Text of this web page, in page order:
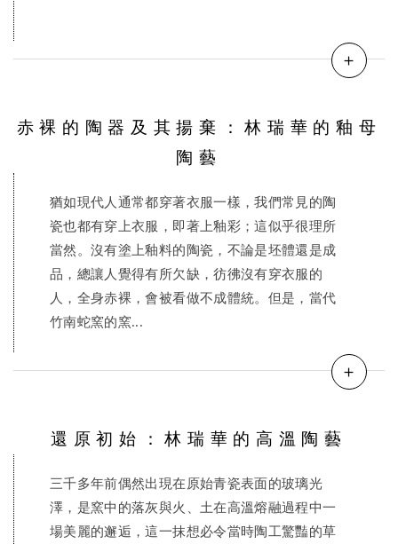
＋
赤裸的陶器及其揚棄：林瑞華的釉母
陶藝
猶如現代人通常都穿著衣服一樣，我們常見的陶
瓷也都有穿上衣服，即著上釉彩；這似乎很理所
當然。沒有塗上釉料的陶瓷，不論是坯體還是成
品，總讓人覺得有所欠缺，彷彿沒有穿衣服的
人，全身赤裸，會被看做不成體統。但是，當代
竹南蛇窯的窯...
＋
還原初始：林瑞華的高溫陶藝
三千多年前偶然出現在原始青瓷表面的玻璃光
澤，是窯中的落灰與火、土在高溫熔融過程中一
場美麗的邂逅，這一抹想必令當時陶工驚豔的草